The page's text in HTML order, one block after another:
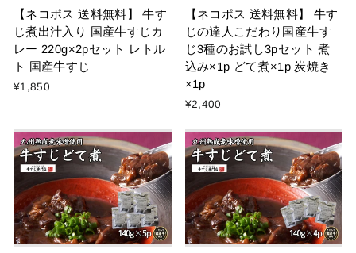
【ネコポス 送料無料】 牛す
じ煮出汁入り 国産牛すじカ
レー 220g×2pセット レトル
ト 国産牛すじ
¥1,850
【ネコポス 送料無料】 牛す
じの達人こだわり国産牛す
じ3種のお試し3pセット 煮
込み×1p どて煮×1p 炭焼き
×1p
¥2,400